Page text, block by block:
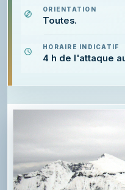
ORIENTATION
Toutes.
HORAIRE INDICATIF
4 h de l'attaque